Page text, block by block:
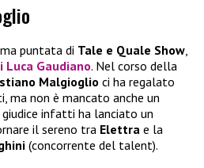
puntata di Tale e Quale Show,
Luca Gaudiano. Nel corso della
Malgioglio ci ha regalato
ma non è mancato anche un
infatti ha lanciato un
il sereno tra Elettra e la
(concorrente del talent).